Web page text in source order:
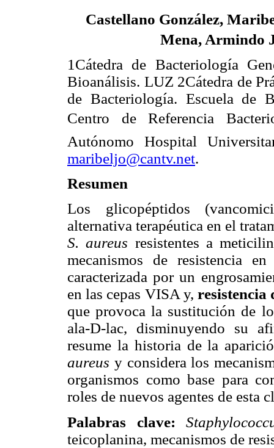
Castellano González,
Mena, Armindo
1Cátedra de Bacteriología
Bioanálisis. LUZ 2Cátedra de
de Bacteriología. Escuela de
Centro de Referencia
Autónomo Hospital
maribeljo@cantv.net.
Resumen
Los glicopéptidos
alternativa terapéutica en el
S. aureus resistentes a
mecanismos de resistencia
caracterizada por un
en las cepas VISA y,resistencia
que provoca la sustitución de
ala-D-lac, disminuyendo su
resume la historia de la
aureus y considera los
organismos como base para
roles de nuevos agentes de esta
Palabras clave:
teicoplanina, mecanismos de